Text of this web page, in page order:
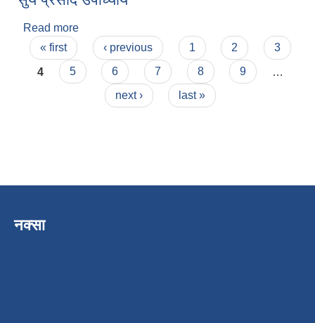
Read more
Pages
« first ‹ previous 1 2
3
4
5 6 7 8 9
next ›
last »
नक्सा